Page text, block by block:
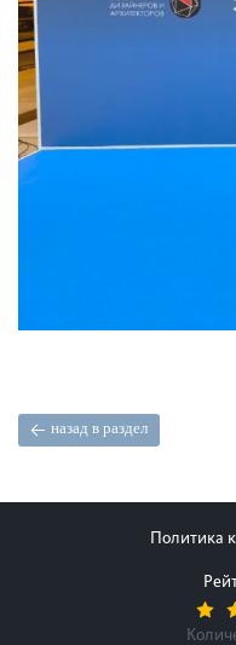
назад в раздел
Политика